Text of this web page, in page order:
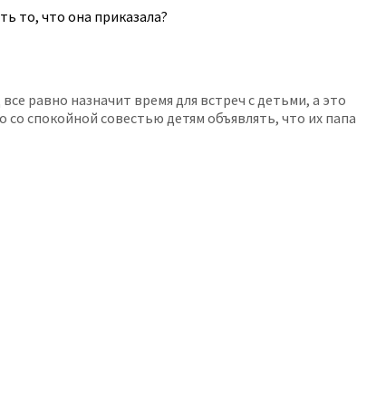
то, что она приказала?
равно назначит время для встреч с детьми, а это
спокойной совестью детям объявлять, что их папа